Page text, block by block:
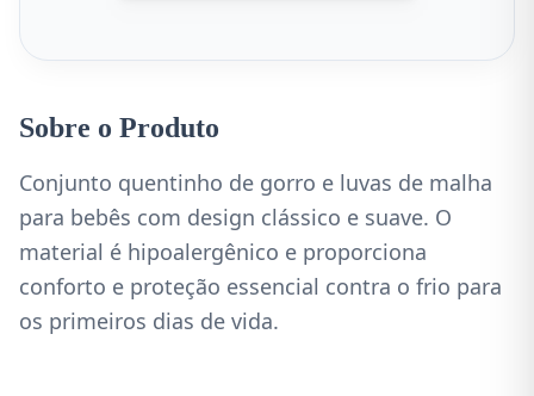
Sobre o Produto
Conjunto quentinho de gorro e luvas de malha
para bebês com design clássico e suave. O
material é hipoalergênico e proporciona
conforto e proteção essencial contra o frio para
os primeiros dias de vida.